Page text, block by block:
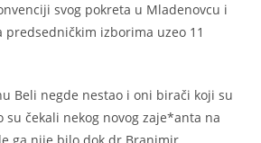
svog pokreta u Mladenovcu i
predsedničkim izborima uzeo 11
Beli negde nestao i oni birači koji su
su čekali nekog novog zaje*anta na